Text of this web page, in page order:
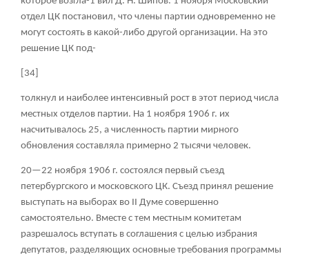
отдел ЦК постановил, что члены партии одновременно не
могут состоять в какой-либо другой организации. На это
решение ЦК под-
[34]
толкнул и наиболее интенсивный рост в этот период числа
местных отделов партии. На 1 ноября 1906 г. их
насчитывалось 25, а численность партии мирного
обновления составляла примерно 2 тысячи человек.
20—22 ноября 1906 г. состоялся первый съезд
петербургского и московского ЦК. Съезд принял решение
выступать на выборах во II Думе совершенно
самостоятельно. Вместе с тем местным комитетам
разрешалось вступать в соглашения с целью избрания
депутатов, разделяющих основные требования программы